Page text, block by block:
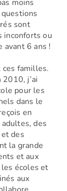
moins
sont
inconforts ou
avant 6 ans !
ces familles.
j’ai
pour les
dans le
en
des
des
la grande
et aux
écoles et
aux